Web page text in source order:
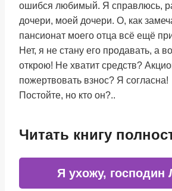
ошибся любимый. Я справлюсь,
дочери, моей дочери. О, как
пансионат моего отца всё ещё
Нет, я не стану его продавать, а
открою! Не хватит средств?
пожертвовать взнос? Я согласна!
Постойте, но кто он?..
Читать книгу
Я ухожу, господин